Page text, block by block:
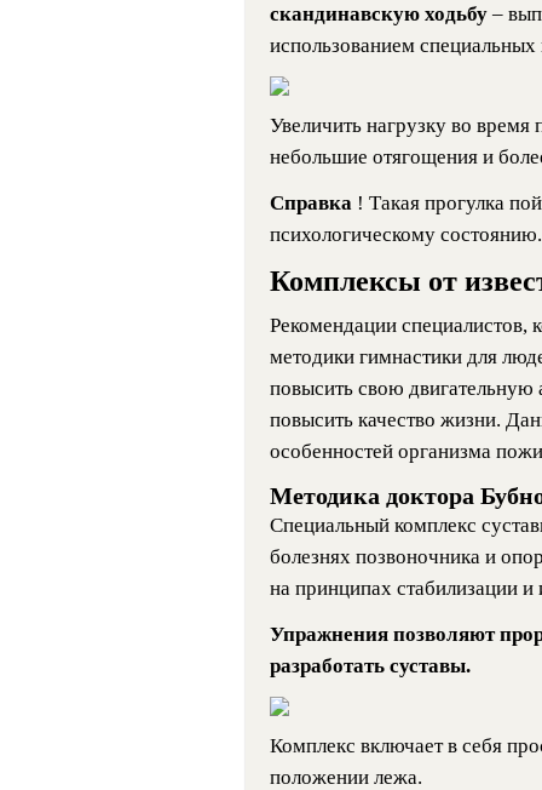
скандинавскую ходьбу –
использованием
Увеличить нагрузку во
небольшие отягощения и
Справка ! Такая прогулка
психологическому состоянию.
Комплексы от
Рекомендации специалистов,
методики гимнастики для
повысить свою двигательную
повысить качество жизни.
особенностей организма
Методика доктора
Специальный комплекс
болезнях позвоночника и
на принципах стабилизации и
Упражнения позволяют
разработать суставы.
Комплекс включает в себя
положении лежа.